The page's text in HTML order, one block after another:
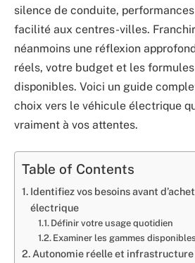
silence de conduite,
facilité aux centres-villes.
néanmoins une réflexion
réels, votre budget et les
disponibles. Voici un guide
choix vers le véhicule électrique
vraiment à vos attentes.
Table of Contents
Identifiez vos besoins avant
électrique
Définir votre usage quotidien
Examiner les gammes disponibles
Autonomie réelle et